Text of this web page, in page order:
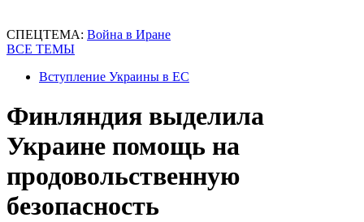
СПЕЦТЕМА: Война в Иране
ВСЕ ТЕМЫ
Вступление Украины в ЕС
Финляндия выделила
Украине помощь на
продовольственную
безопасность